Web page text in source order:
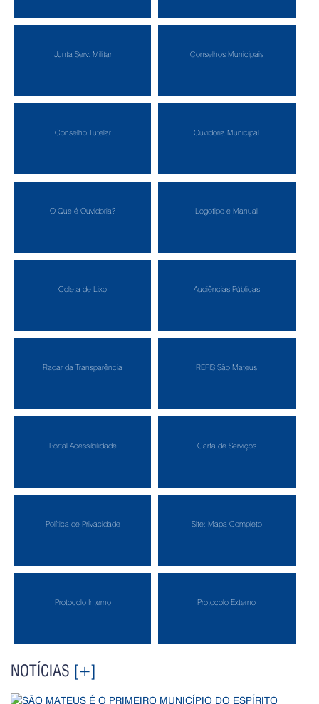
Junta Serv. Militar Conselhos Municipais
Conselho Tutelar Ouvidoria Municipal
O Que é Ouvidoria? Logotipo e Manual
Coleta de Lixo Audiências Públicas
Radar da Transparência REFIS São Mateus
Portal Acessibilidade Carta de Serviços
Política de Privacidade Site: Mapa Completo
Protocolo Interno Protocolo Externo
NOTÍCIAS [+]